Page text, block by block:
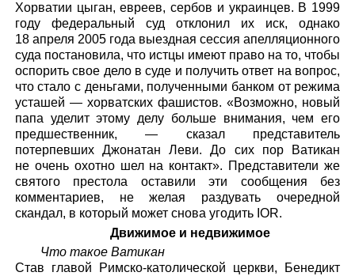
Хорватии цыган, евреев, сербов и украинцев. В 1999
году федеральный суд отклонил их иск, однако
18 апреля 2005 года выездная сессия апелляционного
суда постановила, что истцы имеют право на то, чтобы
оспорить свое дело в суде и получить ответ на вопрос,
что стало с деньгами, полученными банком от режима
усташей — хорватских фашистов. «Возможно, новый
папа уделит этому делу больше внимания, чем его
предшественник, — сказал представитель
потерпевших Джонатан Леви. До сих пор Ватикан
не очень охотно шел на контакт». Представители же
святого престола оставили эти сообщения без
комментариев, не желая раздувать очередной
скандал, в который может снова угодить IOR.
Движимое и недвижимое
Что такое Ватикан
Став главой Римско-католической церкви, Бенедикт